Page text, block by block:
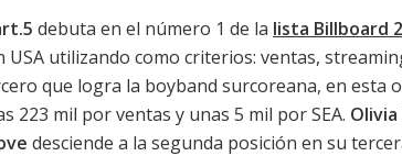
debuta en el número 1 de la lista Billboard
USA utilizando como criterios: ventas,
que logra la boyband surcoreana, en esta
223 mil por ventas y unas 5 mil por SEA.
desciende a la segunda posición en su